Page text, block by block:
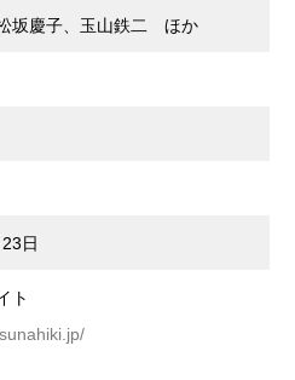
坂慶子、玉山鉄二 ほか
日
ト